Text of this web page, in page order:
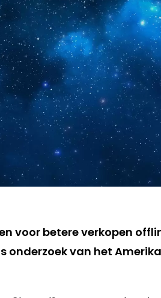
voor betere verkopen
onderzoek van het